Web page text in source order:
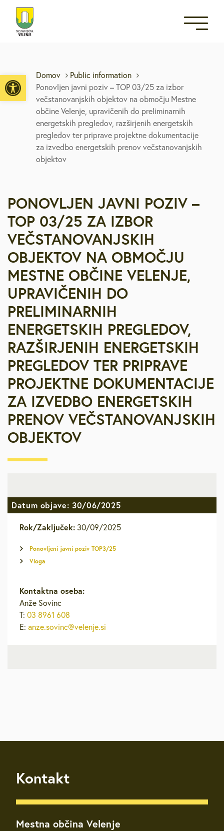
Open toolbar
Domov
Public information
Ponovljen javni poziv – TOP 03/25 za izbor
večstanovanjskih objektov na območju Mestne
občine Velenje, upravičenih do preliminarnih
energetskih pregledov, razširjenih energetskih
pregledov ter priprave projektne dokumentacije
za izvedbo energetskih prenov večstanovanjskih
objektov
PONOVLJEN JAVNI POZIV –
TOP 03/25 ZA IZBOR
VEČSTANOVANJSKIH
OBJEKTOV NA OBMOČJU
MESTNE OBČINE VELENJE,
UPRAVIČENIH DO
PRELIMINARNIH
ENERGETSKIH PREGLEDOV,
RAZŠIRJENIH ENERGETSKIH
PREGLEDOV TER PRIPRAVE
PROJEKTNE DOKUMENTACIJE
ZA IZVEDBO ENERGETSKIH
PRENOV VEČSTANOVANJSKIH
OBJEKTOV
Datum objave: 30/06/2025
Rok/Zaključek: 30/09/2025
Ponovljeni javni poziv TOP3/25
Vloga
Kontaktna oseba:
Anže Sovinc
T: 03 8961 608
E: anze.sovinc@velenje.si
Kontakt
Mestna občina Velenje